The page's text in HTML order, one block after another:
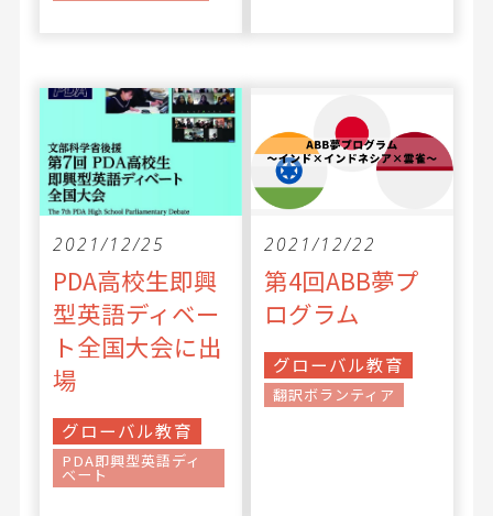
2021/12/25
PDA高校生即興
型英語ディベー
ト全国大会に出
場
グローバル教育
PDA即興型英語ディ
ベート
2021/12/22
第4回ABB夢プ
ログラム
グローバル教育
翻訳ボランティア